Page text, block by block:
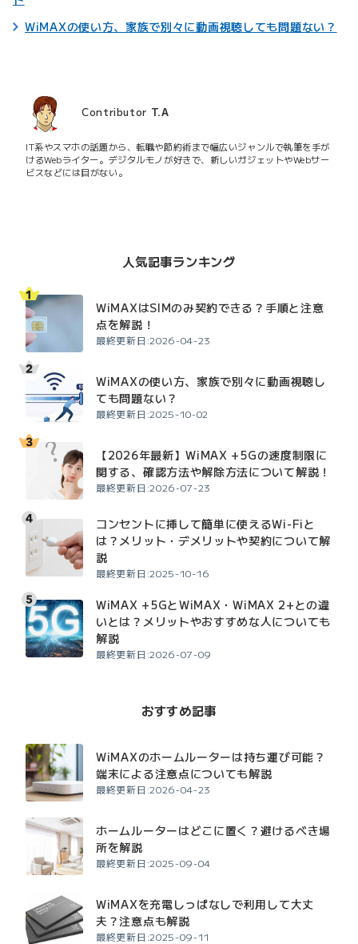
WiMAXの使い方、家族で別々に動画視聴しても問題ない？
Contributor T.A
IT系やスマホの話題から、転職や節約術まで幅広いジャンルで執筆を手が
けるWebライター。デジタルモノが好きで、新しいガジェットやWebサー
ビスなどには目がない。
人気記事ランキング
WiMAXはSIMのみ契約できる？手順と注意
点を解説！
最終更新日:2026-04-23
WiMAXの使い方、家族で別々に動画視聴し
ても問題ない？
最終更新日:2025-10-02
【2026年最新】WiMAX +5Gの速度制限に
関する、確認方法や解除方法について解説！
最終更新日:2026-07-23
コンセントに挿して簡単に使えるWi-Fiと
は？メリット・デメリットや契約について解
説
最終更新日:2025-10-16
WiMAX +5GとWiMAX・WiMAX 2+との違
いとは？メリットやおすすめな人についても
解説
最終更新日:2026-07-09
おすすめ記事
WiMAXのホームルーターは持ち運び可能？
端末による注意点についても解説
最終更新日:2026-04-23
ホームルーターはどこに置く？避けるべき場
所を解説
最終更新日:2025-09-04
WiMAXを充電しっぱなしで利用して大丈
夫？注意点も解説
最終更新日:2025-09-11